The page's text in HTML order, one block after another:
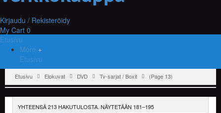
Kirjaudu / Rekisteröidy
My Cart 0
Etusivu
More
Etusivu
Etusivu Elokuvat DVD Tv-sarjat / Boxit (Page 13)
YHTEENSÄ 213 HAKUTULOSTA. NÄYTETÄÄN 181–195